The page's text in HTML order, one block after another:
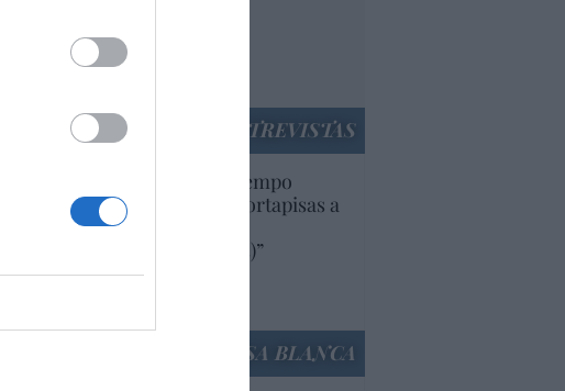
Marruecos”: acusa una
ceutí
ENTREVISTAS
“Europa lleva mucho tiempo
poniendo aranceles y cortapisas a
productos y compañías
americanas (y europeas)”
por Ana Sánchez Arjona
LA CASA BLANCA